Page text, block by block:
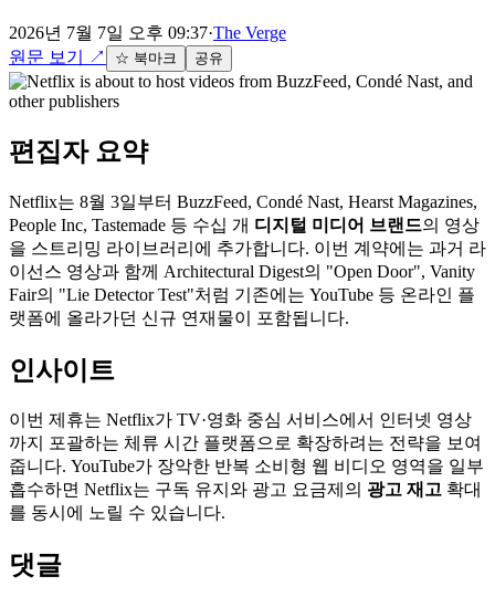
2026년 7월 7일 오후 09:37·The Verge
원문 보기
↗ ☆ 북마크 공유
편집자 요약
Netflix는 8월 3일부터 BuzzFeed, Condé Nast, Hearst Magazines,
People Inc, Tastemade 등 수십 개 디지털 미디어 브랜드의 영상
을 스트리밍 라이브러리에 추가합니다. 이번 계약에는 과거 라
이선스 영상과 함께 Architectural Digest의 "Open Door", Vanity
Fair의 "Lie Detector Test"처럼 기존에는 YouTube 등 온라인 플
랫폼에 올라가던 신규 연재물이 포함됩니다.
인사이트
이번 제휴는 Netflix가 TV·영화 중심 서비스에서 인터넷 영상
까지 포괄하는 체류 시간 플랫폼으로 확장하려는 전략을 보여
줍니다. YouTube가 장악한 반복 소비형 웹 비디오 영역을 일부
흡수하면 Netflix는 구독 유지와 광고 요금제의 광고 재고 확대
를 동시에 노릴 수 있습니다.
댓글